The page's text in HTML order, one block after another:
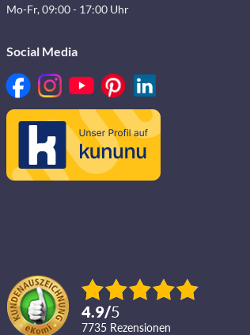
Mo-Fr, 09:00 - 17:00 Uhr
Social Media
4.9/5
7735 Rezensionen